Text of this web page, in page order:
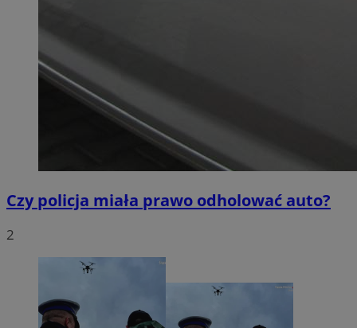
Czy policja miała prawo odholować auto?
2